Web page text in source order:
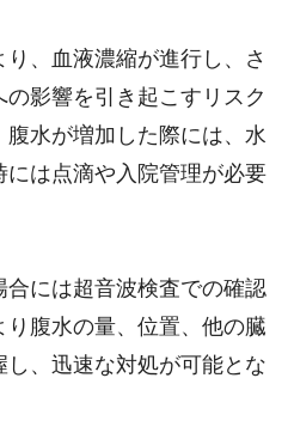
、血液濃縮が進行し、さ
影響を引き起こすリスク
腹水が増加した際には、水
は点滴や入院管理が必要
合には超音波検査での確認
腹水の量、位置、他の臓
、迅速な対処が可能とな